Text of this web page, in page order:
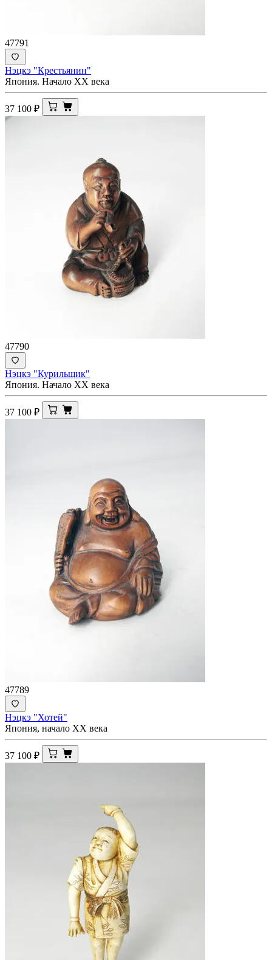
47791
Нэцкэ "Крестьянин"
Япония. Начало XX века
37 100 ₽
47790
Нэцкэ "Курильщик"
Япония. Начало XX века
37 100 ₽
47789
Нэцкэ "Хотей"
Япония, начало ХХ века
37 100 ₽